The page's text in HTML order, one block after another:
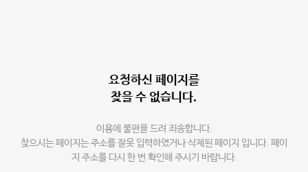
요청하신 페이지를
찾을 수 없습니다.
이용에 불편을 드려 죄송합니다.
찾으시는 페이지는 주소를 잘못 입력하였거나 삭제된 페이지 입니다. 페이
지 주소를 다시 한 번 확인해 주시기 바랍니다.